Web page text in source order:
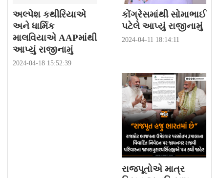
અલ્પેશ કથીરિયાએ
અને ધાર્મિક
માલવિયાએ AAPમાંથી
આપ્યું રાજીનામું
2024-04-18 15:52:39
કોંગ્રેસમાંથી સોમાભાઈ
પટેલે આપ્યું રાજીનામું
2024-04-11 18:14:11
રાજપૂતોએ માત્ર